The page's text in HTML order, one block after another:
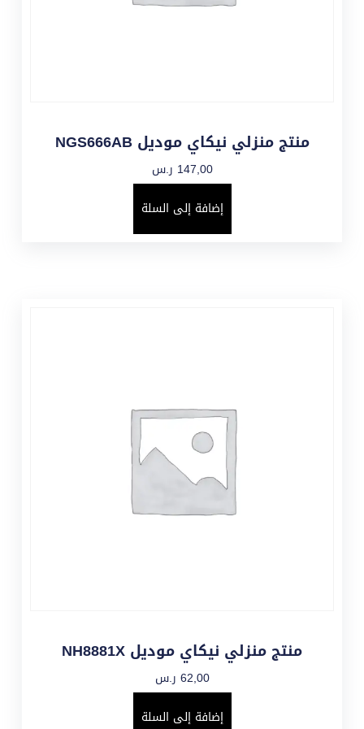
منتج منزلي نيكاي موديل NGS666AB
147,00 ر.س
إضافة إلى السلة
منتج منزلي نيكاي موديل NH8881X
62,00 ر.س
إضافة إلى السلة